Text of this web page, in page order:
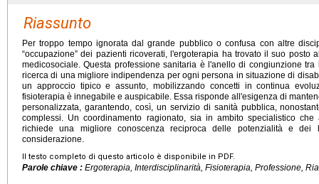
Riassunto
Per troppo tempo ignorata dal grande pubblico o confusa con altre
“occupazione” dei pazienti ricoverati, l'ergoterapia ha trovato il suo posto
medicosociale. Questa professione sanitaria è l'anello di congiunzione
ricerca di una migliore indipendenza per ogni persona in situazione di
un approccio tipico e assunto, mobilizzando concetti in continua
fisioterapia è innegabile e auspicabile. Essa risponde all'esigenza di
personalizzata, garantendo, così, un servizio di sanità pubblica,
complessi. Un coordinamento ragionato, sia in ambito specialistico
richiede una migliore conoscenza reciproca delle potenzialità e
considerazione.
Il testo completo di questo articolo è disponibile in PDF.
Parole chiave : Ergoterapia, Interdisciplinarità, Fisioterapia, Professione,